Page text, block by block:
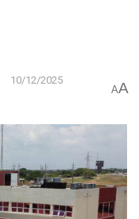
10/12/2025
AA